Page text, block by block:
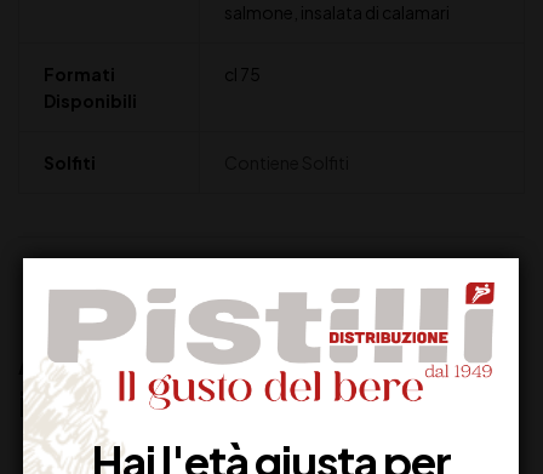
salmone, insalata di calamari
Formati
Disponibili
cl 75
Solfiti
Altri prodotti che potrebbero
interessarti:
Hai l'età giusta per